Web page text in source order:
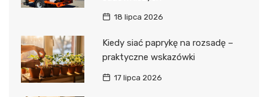
18 lipca 2026
Kiedy siać paprykę na rozsadę –
praktyczne wskazówki
17 lipca 2026